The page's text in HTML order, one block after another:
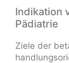
Indikation
Pädiatrie
Ziele der